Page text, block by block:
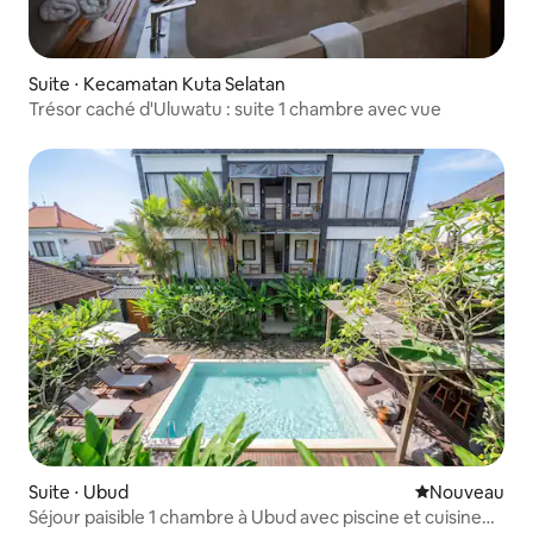
Suite ⋅ Kecamatan Kuta Selatan
Trésor caché d'Uluwatu : suite 1 chambre avec vue
Suite ⋅ Ubud Nouvel
Nouveau
Séjour paisible 1 chambre à Ubud avec piscine et cuisine